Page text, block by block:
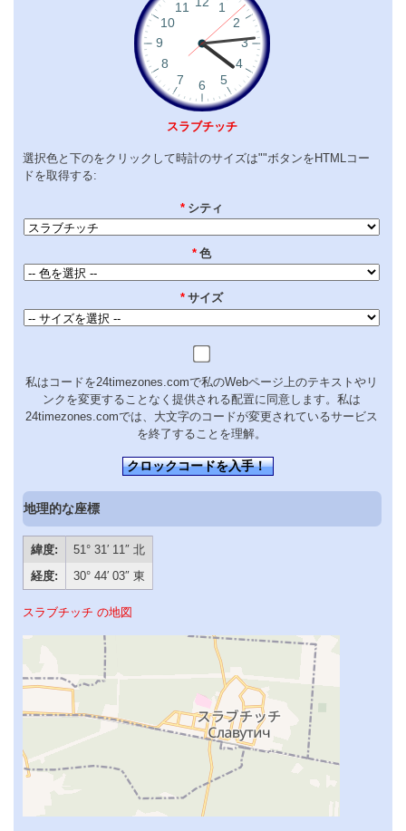
スラブチッチ
選択色と下のをクリックして時計のサイズは""ボタンをHTMLコー
ドを取得する:
* シティ
* 色
* サイズ
私はコードを24timezones.comで私のWebページ上のテキストやリ
ンクを変更することなく提供される配置に同意します。私は
24timezones.comでは、大文字のコードが変更されているサービス
を終了することを理解。
クロックコードを入手！
地理的な座標
緯度:
51° 31′ 11″ 北
経度:
30° 44′ 03″ 東
スラブチッチ の地図